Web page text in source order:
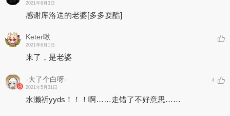
2021年6月3日
感谢库洛送的老婆[多多耍酷]
Keter啾
2021年6月1日
来了，是老婆
-大了个白呀-
2021年5月31日
4
水濑祈yyds！！！啊……走错了不好意思……